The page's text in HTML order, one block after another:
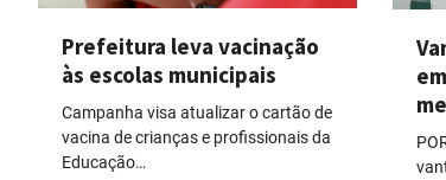
Prefeitura leva vacinação
às escolas municipais
Campanha visa atualizar o cartão de
vacina de crianças e profissionais da
Educação…